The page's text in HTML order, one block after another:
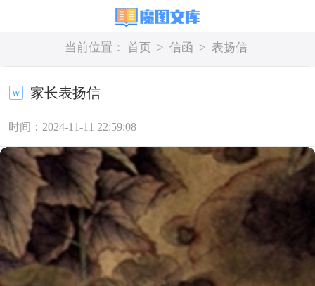
当前位置： 首页 > 信函 > 表扬信
家长表扬信
时间：2024-11-11 22:59:08